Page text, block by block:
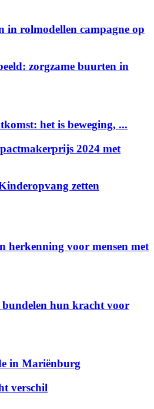
in rolmodellen campagne op
zorgzame buurten in
het is beweging, ...
2024 met
zetten
herkenning voor mensen met
bundelen hun kracht voor
in Mariënburg
verschil